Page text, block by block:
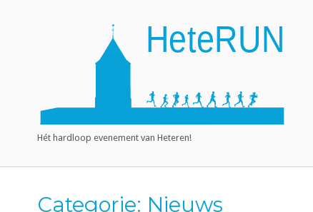
Hét hardloop evenement van Heteren!
Categorie: Nieuws